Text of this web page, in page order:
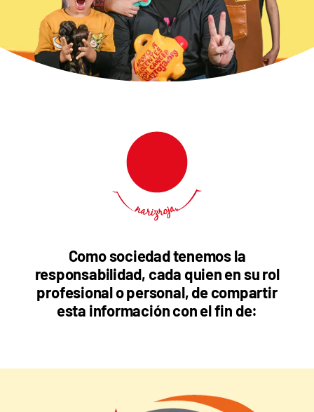
Como sociedad tenemos la
responsabilidad, cada quien en su rol
profesional o personal, de compartir
esta información con el fin de: